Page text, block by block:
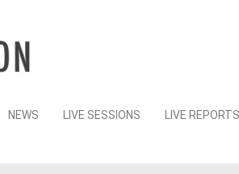
Skip
NEWS LIVE SESSIONS LIVE REPORTS